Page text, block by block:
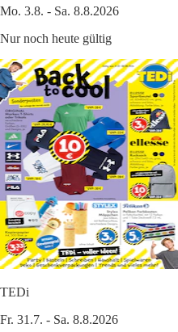
Mo. 3.8. - Sa. 8.8.2026
Nur noch heute gültig
TEDi
Fr. 31.7. - Sa. 8.8.2026